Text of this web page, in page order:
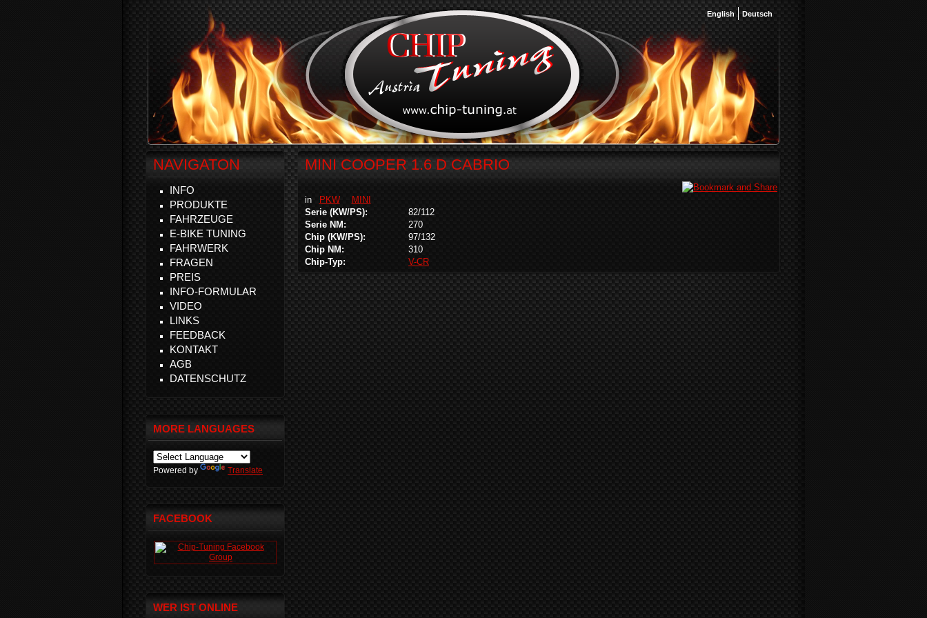
English Deutsch
MINI COOPER 1.6 D CABRIO
in PKW
MINI
Serie (KW/PS):
82/112
Serie NM:
270
Chip (KW/PS):
97/132
Chip NM:
310
Chip-Typ:
V-CR
NAVIGATON
INFO
PRODUKTE
FAHRZEUGE
E-BIKE TUNING
FAHRWERK
FRAGEN
PREIS
INFO-FORMULAR
VIDEO
LINKS
FEEDBACK
KONTAKT
AGB
DATENSCHUTZ
MORE LANGUAGES
Powered by Translate
FACEBOOK
WER IST ONLINE